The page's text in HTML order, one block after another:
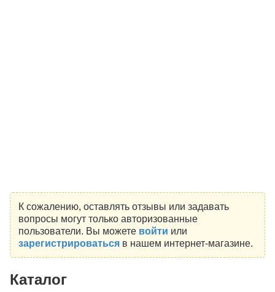
К сожалению, оставлять отзывы или задавать
вопросы могут только авторизованные
пользователи. Вы можете войти или
зарегистрироватьсяв нашем интернет-магазине.
Каталог